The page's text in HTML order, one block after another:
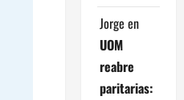
Jorge en
UOM
reabre
paritarias: